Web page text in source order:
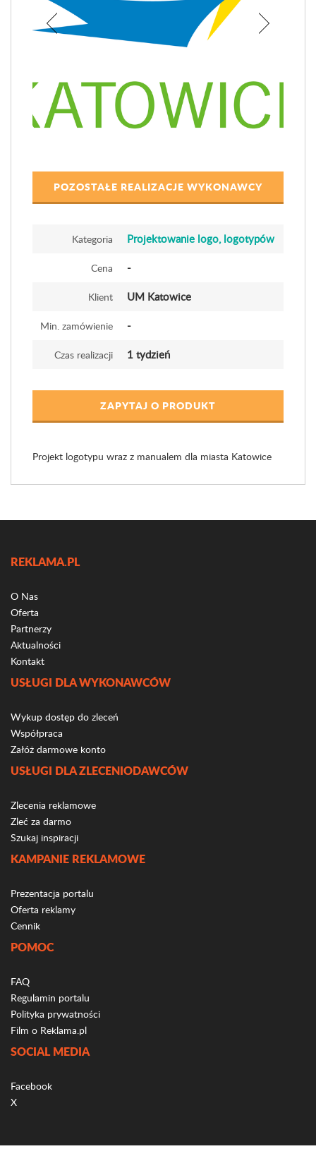
POZOSTAŁE REALIZACJE WYKONAWCY
Kategoria Projektowanie logo, logotypów
Cena -
Klient UM Katowice
Min. zamówienie -
Czas realizacji 1 tydzień
ZAPYTAJ O PRODUKT
Projekt logotypu wraz z manualem dla miasta Katowice
REKLAMA.PL
O Nas
Oferta
Partnerzy
Aktualności
Kontakt
USŁUGI DLA WYKONAWCÓW
Wykup dostęp do zleceń
Współpraca
Załóż darmowe konto
USŁUGI DLA ZLECENIODAWCÓW
Zlecenia reklamowe
Zleć za darmo
Szukaj inspiracji
KAMPANIE REKLAMOWE
Prezentacja portalu
Oferta reklamy
Cennik
POMOC
FAQ
Regulamin portalu
Polityka prywatności
Film o Reklama.pl
SOCIAL MEDIA
Facebook
X